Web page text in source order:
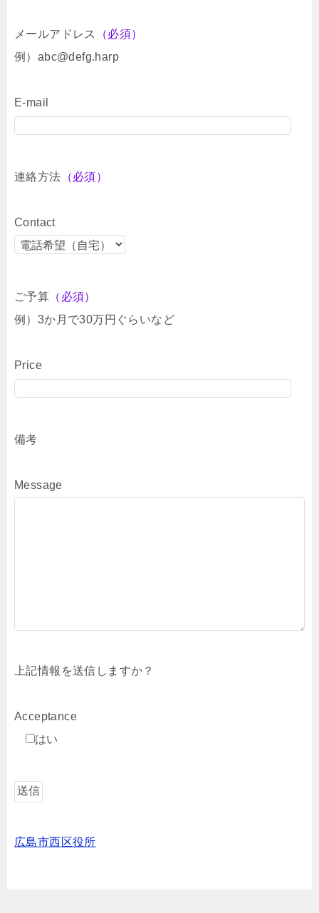
メールアドレス
（必須）
例）abc@defg.harp
E-mail
連絡方法 （必須）
Contact
ご予算 （必須）
例）3か月で30万円ぐらいなど
Price
備考
Message
上記情報を送信しますか？
Acceptance
はい
広島市西区役所